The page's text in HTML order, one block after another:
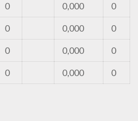
0 0,000 0
0 0,000 0
0 0,000 0
0 0,000 0